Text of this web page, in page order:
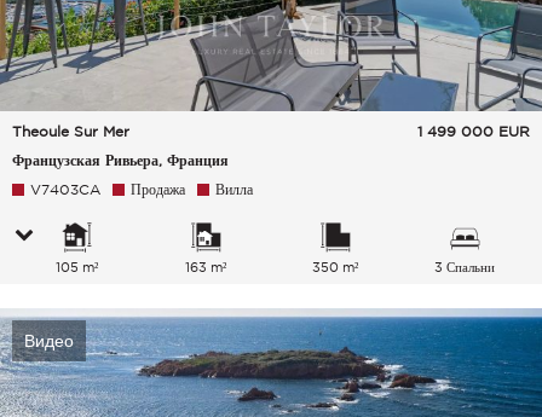
Theoule Sur Mer
Французская Ривьера, Франция
1 499 000 EUR
V7403CA Продажа Вилла
105 m² 163 m² 350 m² 3 Спальни
Видео